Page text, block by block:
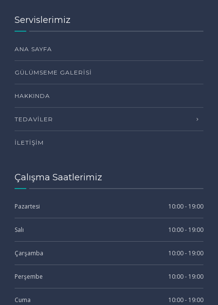
Servislerimiz
ANA SAYFA
GÜLÜMSEME GALERISI
HAKKINDA
TEDAVILER
İLETIŞIM
Çalışma Saatlerimiz
Pazartesi 10:00 - 19:00
Salı 10:00 - 19:00
Çarşamba 10:00 - 19:00
Perşembe 10:00 - 19:00
Cuma 10:00 - 19:00